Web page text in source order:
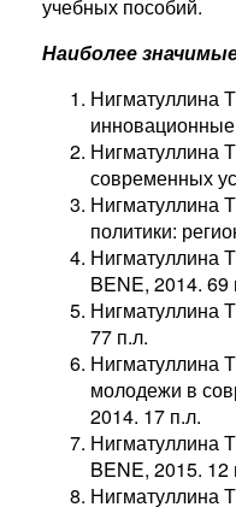
учебных пособий.
Наиболее
Нигматуллина
Нигматуллина
современных
Нигматуллина
политики:
Нигматуллина
BENE, 2014. 69
Нигматуллина
77 п.л.
Нигматуллина
молодежи в
2014. 17 п.л.
Нигматуллина
BENE, 2015. 12
Нигматуллина